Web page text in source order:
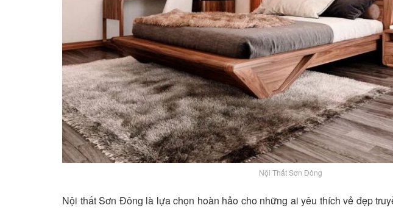
Nội Thất Sơn Đông
Nội thất Sơn Đông là lựa chọn hoàn hảo cho những ai yêu thích vẻ đẹp